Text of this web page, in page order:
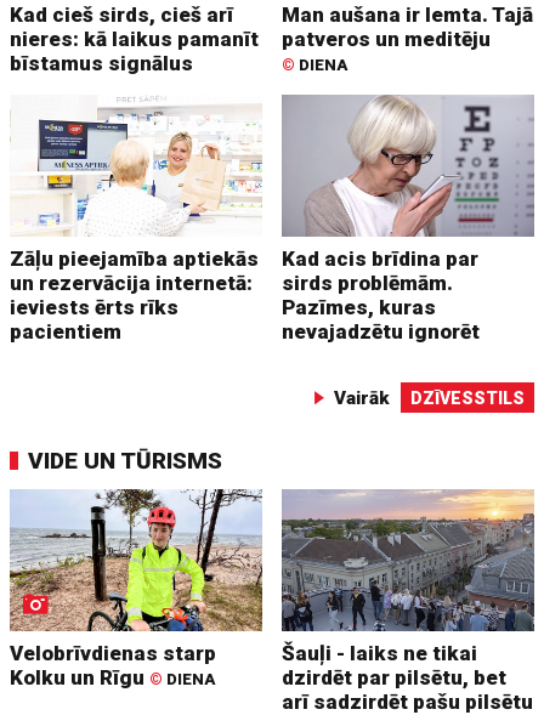
Kad cieš sirds, cieš arī
nieres: kā laikus pamanīt
bīstamus signālus
Man aušana ir lemta. Tajā
patveros un meditēju
© DIENA
Zāļu pieejamība aptiekās
un rezervācija internetā:
ieviests ērts rīks
pacientiem
Kad acis brīdina par
sirds problēmām.
Pazīmes, kuras
nevajadzētu ignorēt
Vairāk DZĪVESSTILS
VIDE UN TŪRISMS
Velobrīvdienas starp
Kolku un Rīgu © DIENA
Šauļi - laiks ne tikai
dzirdēt par pilsētu, bet
arī sadzirdēt pašu pilsētu